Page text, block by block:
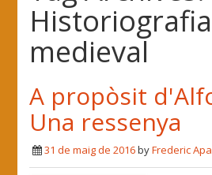
Historiografia
medieval
A propòsit
Una ressenya
31 de maig de 2016byFrederic